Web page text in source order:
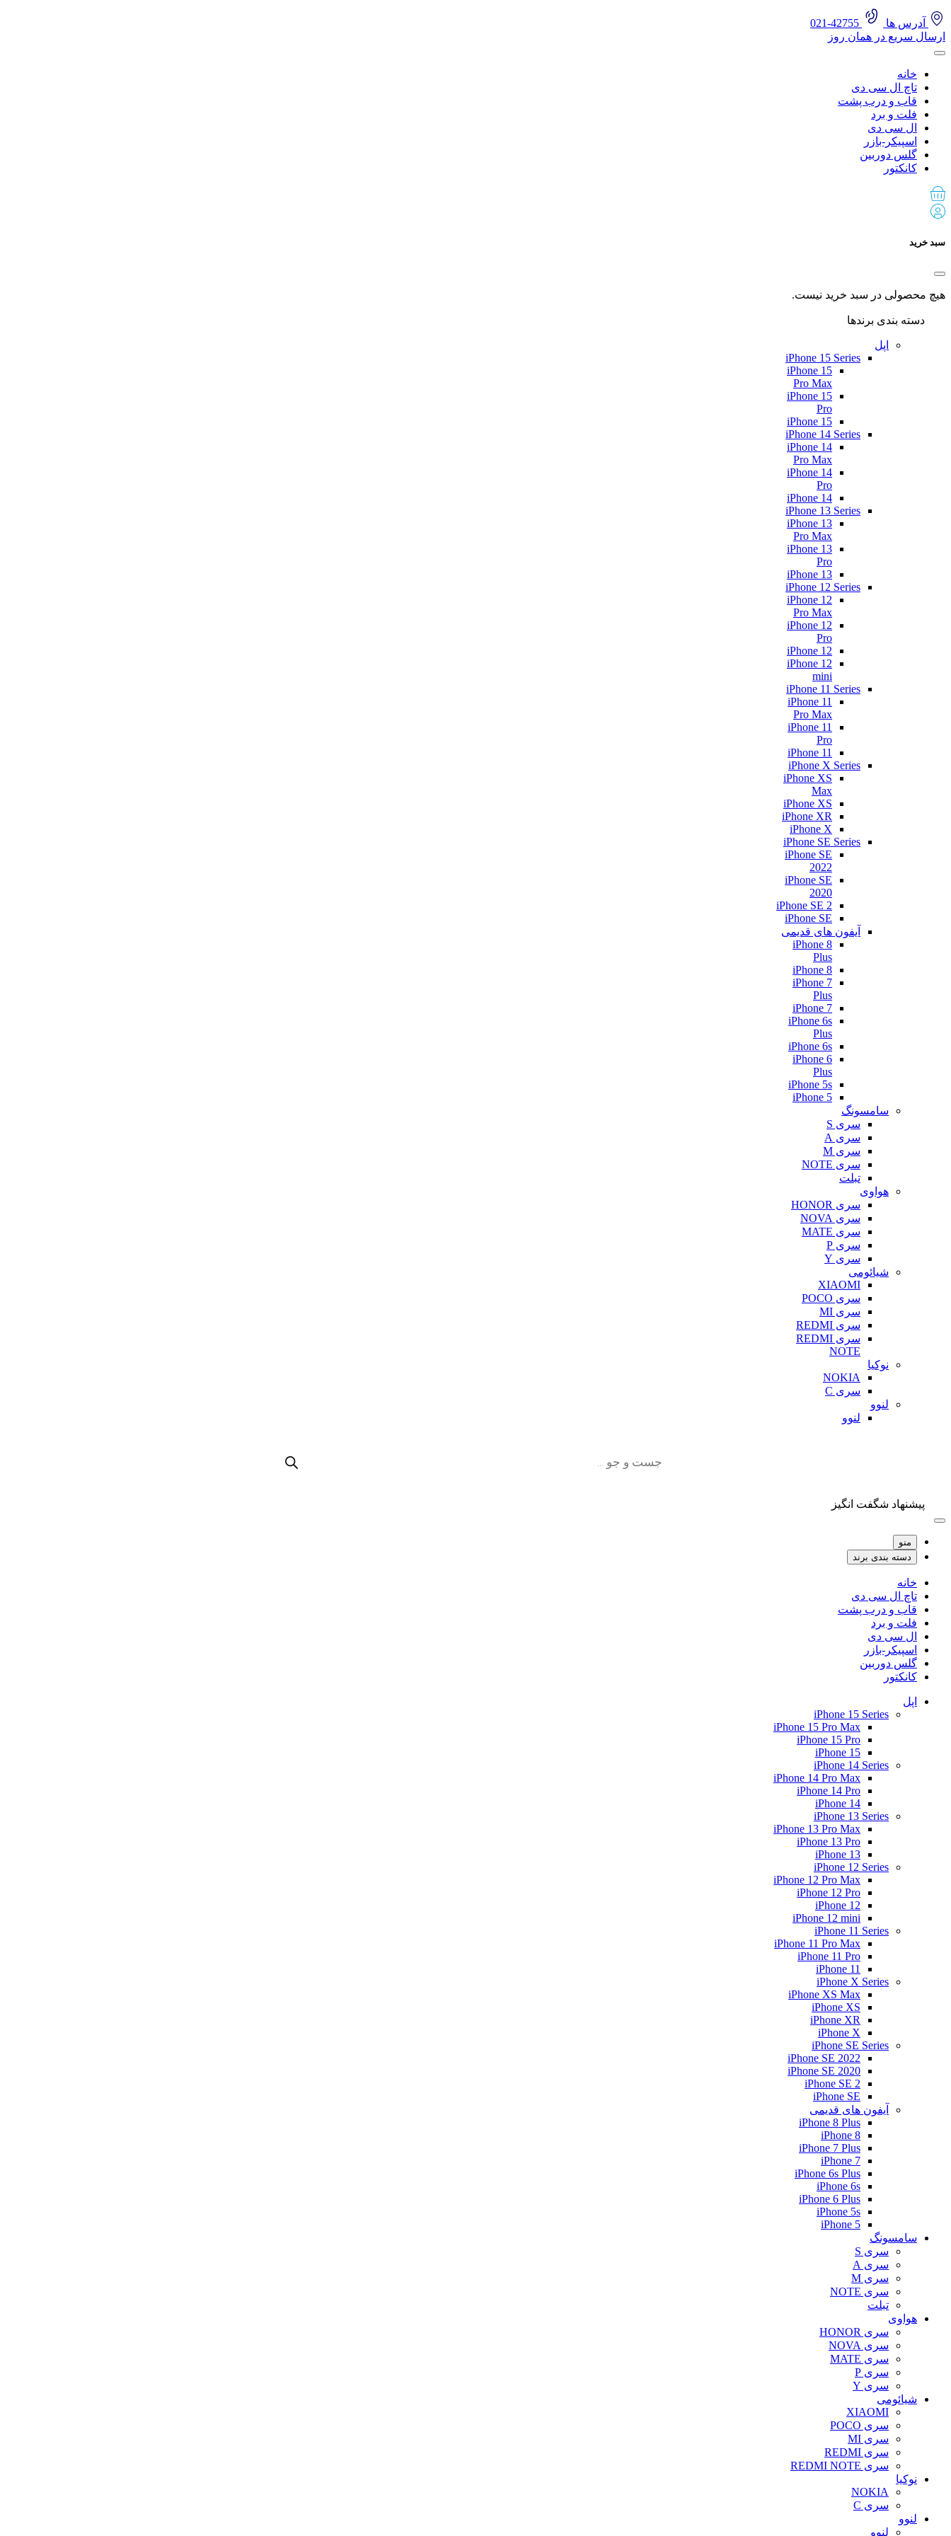
آدرس ها
ارسال سریع در همان روز
خانه
تاچ ال سی دی
قاب و درب پشت
فلت و برد
ال سی دی
اسپیکر-بازر
گلس دوربین
کانکتور
سبد خرید
هیچ محصولی در سبد خرید نیست.
دسته بندی برندها
اپل
iPhone 15 Series
iPhone 15
Pro Max
iPhone 15
Pro
iPhone 15
iPhone 14 Series
iPhone 14
Pro Max
iPhone 14
Pro
iPhone 14
iPhone 13 Series
iPhone 13
Pro Max
iPhone 13
Pro
iPhone 13
iPhone 12 Series
iPhone 12
Pro Max
iPhone 12
Pro
iPhone 12
iPhone 12
mini
iPhone 11 Series
iPhone 11
Pro Max
iPhone 11
Pro
iPhone 11
iPhone X Series
iPhone XS
Max
iPhone XS
iPhone XR
iPhone X
iPhone SE Series
iPhone SE
2022
iPhone SE
2020
iPhone SE 2
iPhone SE
آیفون های قدیمی
iPhone 8
Plus
iPhone 8
iPhone 7
Plus
iPhone 7
iPhone 6s
Plus
iPhone 6s
iPhone 6
Plus
iPhone 5s
iPhone 5
سامسونگ
سری S
سری A
سری M
سری NOTE
تبلت
هواوی
سری HONOR
سری NOVA
سری MATE
سری P
سری Y
شیائومی
XIAOMI
سری POCO
سری MI
سری REDMI
سری REDMI
NOTE
نوکیا
NOKIA
سری C
لنوو
لنوو
search
پیشنهاد شگفت انگیز
منو
دسته بندی برند
خانه
تاچ ال سی دی
قاب و درب پشت
فلت و برد
ال سی دی
اسپیکر-بازر
گلس دوربین
کانکتور
اپل
iPhone 15 Series
iPhone 15 Pro Max
iPhone 15 Pro
iPhone 15
iPhone 14 Series
iPhone 14 Pro Max
iPhone 14 Pro
iPhone 14
iPhone 13 Series
iPhone 13 Pro Max
iPhone 13 Pro
iPhone 13
iPhone 12 Series
iPhone 12 Pro Max
iPhone 12 Pro
iPhone 12
iPhone 12 mini
iPhone 11 Series
iPhone 11 Pro Max
iPhone 11 Pro
iPhone 11
iPhone X Series
iPhone XS Max
iPhone XS
iPhone XR
iPhone X
iPhone SE Series
iPhone SE 2022
iPhone SE 2020
iPhone SE 2
iPhone SE
آیفون های قدیمی
iPhone 8 Plus
iPhone 8
iPhone 7 Plus
iPhone 7
iPhone 6s Plus
iPhone 6s
iPhone 6 Plus
iPhone 5s
iPhone 5
سامسونگ
سری S
سری A
سری M
سری NOTE
تبلت
هواوی
سری HONOR
سری NOVA
سری MATE
سری P
سری Y
شیائومی
XIAOMI
سری POCO
سری MI
سری REDMI
سری REDMI NOTE
نوکیا
NOKIA
سری C
لنوو
لنوو